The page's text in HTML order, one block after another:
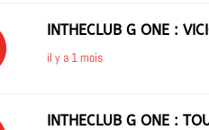
INTHECLUB G ONE :
il y a 1 mois
INTHECLUB G ONE :